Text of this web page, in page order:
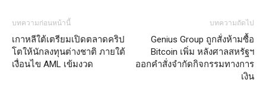
บทความก่อนหน้านี้
เกาหลีใต้เตรียมเปิดตลาดคริป
โตให้นักลงทุนต่างชาติ ภายใต้
เงื่อนไข AML เข้มงวด
บทความถัดไป
Genius Group ถูกสั่งห้ามซื้อ
Bitcoin เพิ่ม หลังศาลสหรัฐฯ
ออกคำสั่งจำกัดกิจกรรมทางการ
เงิน